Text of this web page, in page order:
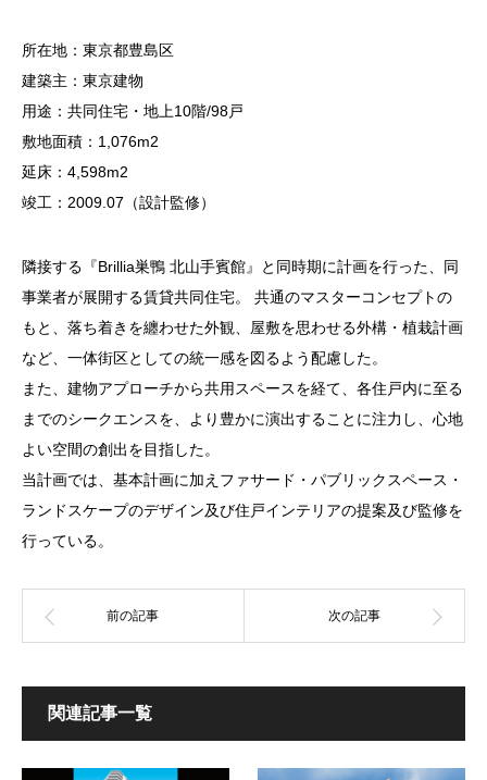
所在地：東京都豊島区
建築主：東京建物
用途：共同住宅・地上10階/98戸
敷地面積：1,076m2
延床：4,598m2
竣工：2009.07（設計監修）
隣接する『Brillia巣鴨 北山手賓館』と同時期に計画を行った、同
事業者が展開する賃貸共同住宅。 共通のマスターコンセプトの
もと、落ち着きを纏わせた外観、屋敷を思わせる外構・植栽計画
など、一体街区としての統一感を図るよう配慮した。
また、建物アプローチから共用スペースを経て、各住戸内に至る
までのシークエンスを、より豊かに演出することに注力し、心地
よい空間の創出を目指した。
当計画では、基本計画に加えファサード・パブリックスペース・
ランドスケープのデザイン及び住戸インテリアの提案及び監修を
行っている。
関連記事一覧